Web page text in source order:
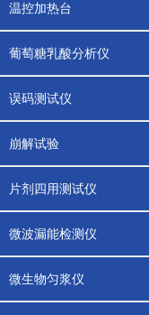
温控加热台
葡萄糖乳酸分析仪
误码测试仪
崩解试验
片剂四用测试仪
微波漏能检测仪
微生物匀浆仪